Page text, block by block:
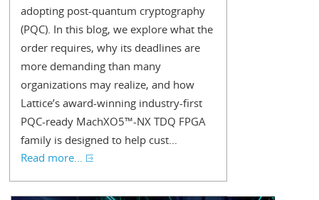
adopting post-quantum cryptography
(PQC). In this blog, we explore what the
order requires, why its deadlines are
more demanding than many
organizations may realize, and how
Lattice’s award-winning industry-first
PQC-ready MachXO5™-NX TDQ FPGA
family is designed to help cust...
Read more...